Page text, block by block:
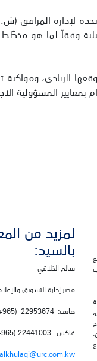
لإدارة المرافق
في أنشطتها التشغيلية
الريادي، ومواكبة
بمعايير المسؤولية
في لبنان،
لمزيد من
بالسيد:
سالم الخلاقي
مدير إدارة التسويق
هاتف: 22953674 (965+)
فاكس: 22441003 (965+)